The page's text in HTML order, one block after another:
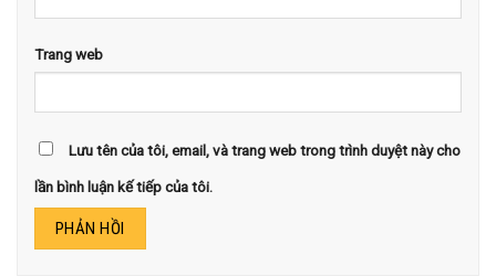
Trang web
Lưu tên của tôi, email, và trang web trong trình duyệt này cho
lần bình luận kế tiếp của tôi.